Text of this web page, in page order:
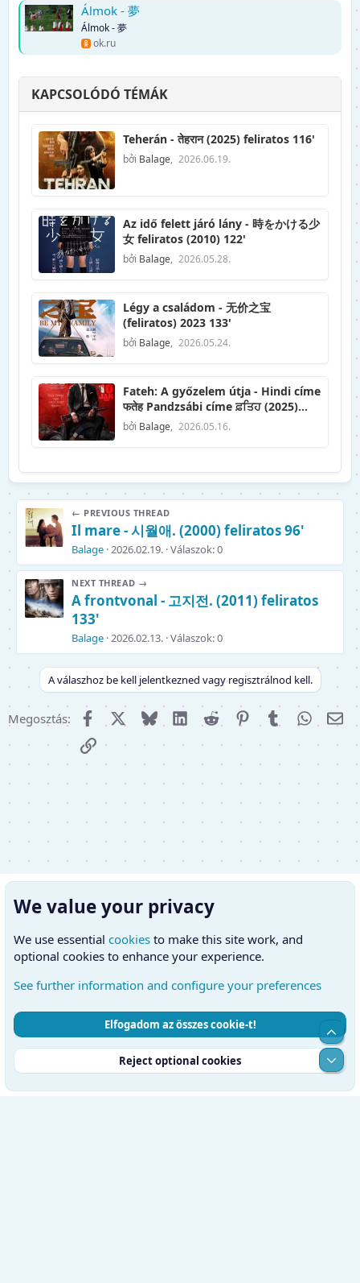
Álmok - 夢
Álmok - 夢
ok.ru
KAPCSOLÓDÓ TÉMÁK
Teherán - तेहरान (2025) feliratos 116'
bởi Balage, 2026.06.19.
Az idő felett járó lány - 時をかける少
女 feliratos (2010) 122'
bởi Balage, 2026.05.28.
Légy a családom - 无价之宝
(feliratos) 2023 133'
bởi Balage, 2026.05.24.
Fateh: A győzelem útja - Hindi címe
फतेह Pandzsábi címe ਫ਼ਤਿਹ (2025)
feliratos
bởi Balage, 2026.05.16.
← PREVIOUS THREAD
Il mare - 시월애. (2000) feliratos 96'
Balage 2026.02.19. Válaszok: 0
NEXT THREAD →
A frontvonal - 고지전. (2011) feliratos
133'
Balage 2026.02.13. Válaszok: 0
A válaszhoz be kell jelentkezned vagy regisztrálnod kell.
Megosztás: FacebookX (Twitter)
Bluesky LinkedInReddit PinterestTumblr
E-
Link
Hungarian (HU)
Kapcsolatfelvétel
Feltételek és szabályok
Adatvédelmi szabályzat
Súgó
Kezdőlap
RSS
We value your privacy
We use essential cookies to make this site work, and
optional cookies to enhance your experience.
See further information and configure your preferences
Elfogadom az összes cookie-t!
Reject optional cookies
Top
Alul